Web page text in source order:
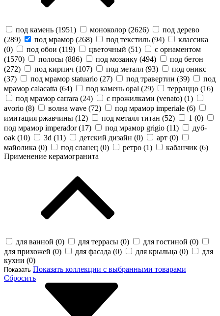
под камень (1951) моноколор (2626)
под дерево
(289) под мрамор (268) под текстиль (94)
классика
(0) под обои (119) цветочный (51)
с орнаментом
(1570) полосы (886) под мозаику (494)
под бетон
(272) под кирпич (107) под металл (93)
под оникс
(37) под мрамор statuario (27) под травертин (39)
под
мрамор calacatta (64) под камень opal (29) терраццо (16)
под мрамор carrara (24) с прожилками (venato) (1)
avorio (8) волна wave (72) под мрамор imperiale (6)
имитация ржавчины (12) под металл титан (52) 1 (0)
под мрамор imperador (17) под мрамор grigio (11)
дуб-
oak (10) 3d (11) детский дизайн (0) арт (0)
майолика (0) под сланец (0) ретро (1) кабанчик (6)
Применение керамогранита
для ванной (0) для террасы (0) для гостиной (0)
для прихожей (0) для фасада (0) для крыльца (0)
для
кухни (0)
Показать Показать коллекции с выбранными товарами
Сбросить